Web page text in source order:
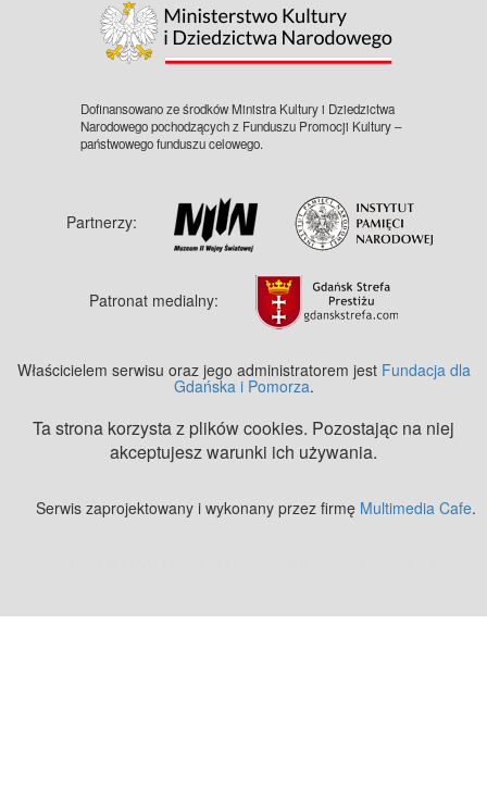
Dofinansowano ze środków Ministra Kultury i Dziedzictwa
Narodowego pochodzących z Funduszu Promocji Kultury –
państwowego funduszu celowego.
Partnerzy:
Patronat medialny:
Właścicielem serwisu oraz jego administratorem jest Fundacja dla
Gdańska i Pomorza.
Ta strona korzysta z plików cookies. Pozostając na niej
akceptujesz warunki ich używania.
Serwis zaprojektowany i wykonany przez firmę Multimedia Cafe.